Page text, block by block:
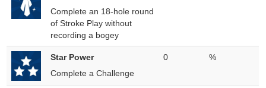
Complete an 18-hole round
of Stroke Play without
recording a bogey
Star Power
Complete a Challenge
0 %